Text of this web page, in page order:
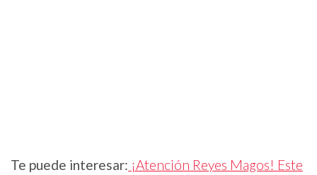
Te puede interesar: ¡Atención Reyes Magos! Este